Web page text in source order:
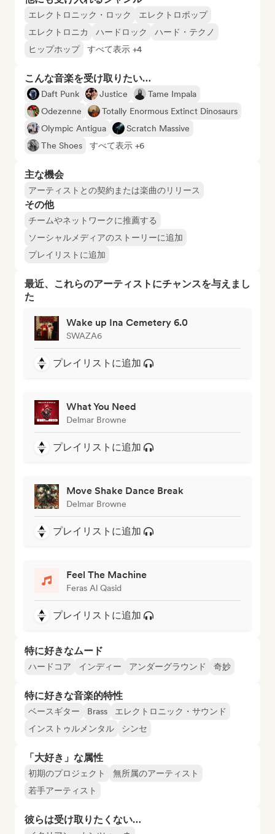
エレクトロニック・ロック
エレクトロポップ
エレクトロニカ
ハードロック
ハード・テクノ
ヒップホップ
すべて表示 +4
こんな音楽を受け取りたい…
Daft Punk Justice
Tame Impala
Odezenne
Totally Enormous Extinct Dinosaurs
Olympic Antigua
Scratch Massive
The Shoes
すべて表示 +6
主な機会
アーティストとの契約または楽曲のリリース
その他
チームやネットワークに推薦する
ソーシャルメディアのストーリーに追加
プレイリストに追加
最近、これらのアーティストにチャンスを与えまし
た
Wake up Ina Cemetery 6.0
SWAZA6
プレイリストに追加
What You Need
Delmar Browne
プレイリストに追加
Move Shake Dance Break
Delmar Browne
プレイリストに追加
Feel The Machine
Feras Al Qasid
プレイリストに追加
特に好きなムード
ハードコア インディー アンダーグラウンド 奇妙
特に好きな音楽的特性
ベースギター Brass
エレクトロニック・サウンド
インストゥルメンタル
シンセ
「大好き」な属性
初期のプロジェクト
無所属のアーティスト
若手アーティスト
彼らは受け取りたくない…